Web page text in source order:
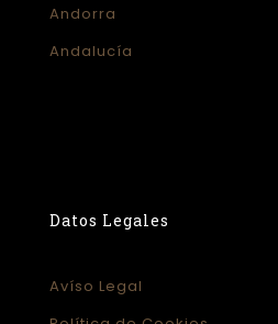
Andorra
Andalucía
Datos Legales
Avíso Legal